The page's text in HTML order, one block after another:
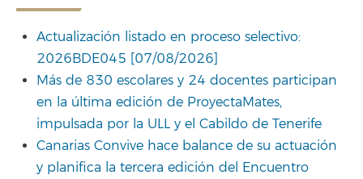
Actualización listado en proceso selectivo:
2026BDE045 [07/08/2026]
Más de 830 escolares y 24 docentes participan
en la última edición de ProyectaMates,
impulsada por la ULL y el Cabildo de Tenerife
Canarias Convive hace balance de su actuación
y planifica la tercera edición del Encuentro